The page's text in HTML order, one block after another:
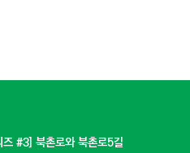
#3] 북촌로와 북촌로5길